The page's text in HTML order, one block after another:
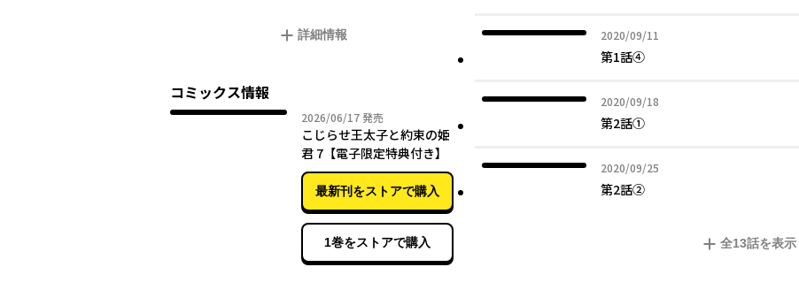
詳細情報
コミックス情報
2026/06/172026年06月17日
発売
こじらせ王太子と約束の姫
君 7【電子限定特典付き】
最新刊をストアで購入
1巻をストアで購入
2020/09/11
2020年09月11日
第1話④
2020/09/18
2020年09月18日
第2話①
2020/09/25
2020年09月25日
第2話②
全13話を表示